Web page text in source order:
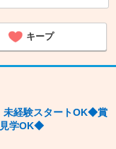
キープ
経験スタートOK◆賞
学OK◆